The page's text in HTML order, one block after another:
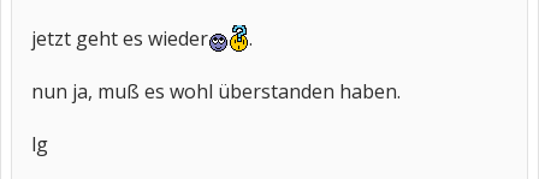
jetzt geht es wieder
.
nun ja, muß es wohl überstanden haben.
lg